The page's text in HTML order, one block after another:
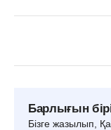
Барлығын
Бізге жазылып,